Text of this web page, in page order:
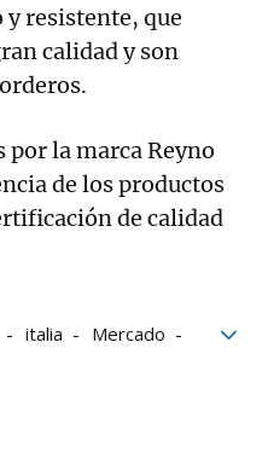
resistente, que
calidad y son
por la marca Reyno
de los productos
de calidad
italia
Mercado